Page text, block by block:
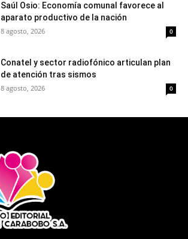
Saúl Osio: Economía comunal favorece al
aparato productivo de la nación
8 agosto, 2026 0
Conatel y sector radiofónico articulan plan
de atención tras sismos
8 agosto, 2026 0